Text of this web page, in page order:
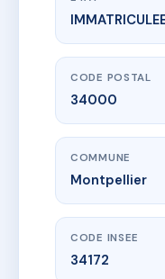
11 rue
11 r durand
CODE POSTAL
34000
COMMUNE
Montpellier
CODE INSEE
34172